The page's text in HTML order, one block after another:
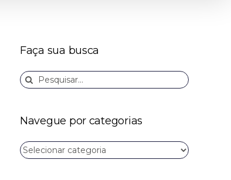
Faça sua busca
Buscar
resultados
Navegue por categorias
Navegue
por